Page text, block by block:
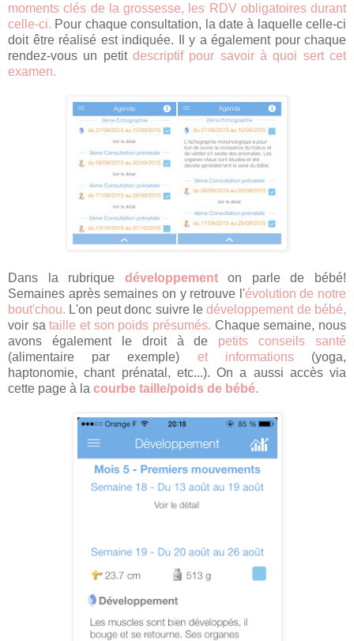
moments clés de la grossesse, les RDV obligatoires durant
celle-ci. Pour chaque consultation, la date à laquelle celle-ci
doit être réalisé est indiquée. Il y a également pour chaque
rendez-vous un petit descriptif pour savoir à quoi sert cet
examen.
Dans la rubrique développementon parle de bébé!
Semaines après semaines on y retrouve l'évolution de notre
bout'chou. L'on peut donc suivre ledéveloppement de bébé,
voir sataille et son poids présumés. Chaque semaine, nous
avons également le droit à de petits conseils santé
(alimentaire par exemple) et informations(yoga,
haptonomie, chant prénatal, etc...). On a aussi accès via
cette page à la courbe taille/poids de bébé.